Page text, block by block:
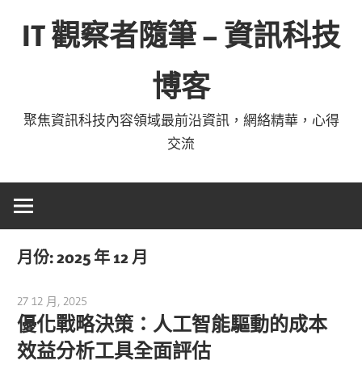
IT 觀察者隨筆 – 資訊科技
博客
聚焦資訊科技內容領域最前沿資訊，網絡精華，心得
交流
月份:2025 年 12 月
27 12 月, 2025
優化戰略決策：人工智能驅動的成本
效益分析工具全面評估